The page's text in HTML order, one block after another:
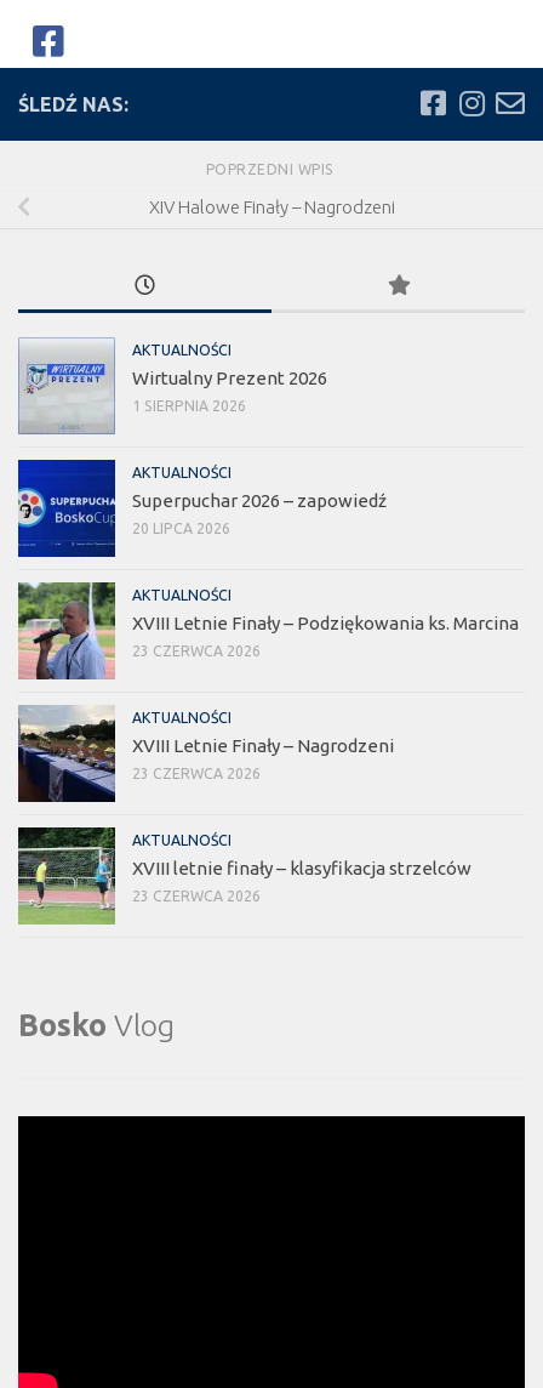
ŚLEDŹ NAS:
POPRZEDNI WPIS
XIV Halowe Finały – Nagrodzeni
AKTUALNOŚCI
Wirtualny Prezent 2026
1 SIERPNIA 2026
AKTUALNOŚCI
Superpuchar 2026 – zapowiedź
20 LIPCA 2026
AKTUALNOŚCI
XVIII Letnie Finały – Podziękowania ks. Marcina
23 CZERWCA 2026
AKTUALNOŚCI
XVIII Letnie Finały – Nagrodzeni
23 CZERWCA 2026
AKTUALNOŚCI
XVIII letnie finały – klasyfikacja strzelców
23 CZERWCA 2026
Bosko Vlog